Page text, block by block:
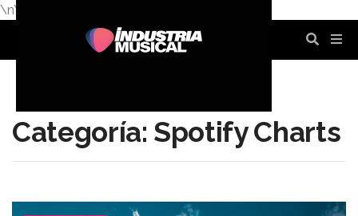
\n\n
Categoría: Spotify Charts